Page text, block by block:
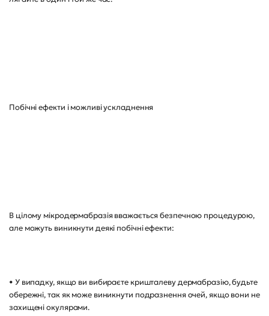
Побічні ефекти і можливі ускладнення
В цілому мікродермабразія вважається безпечною процедурою,
але можуть виникнути деякі побічні ефекти:
• У випадку, якщо ви вибираєте кришталеву дермабразію, будьте
обережні, так як може виникнути подразнення очей, якщо вони не
захищені окулярами.